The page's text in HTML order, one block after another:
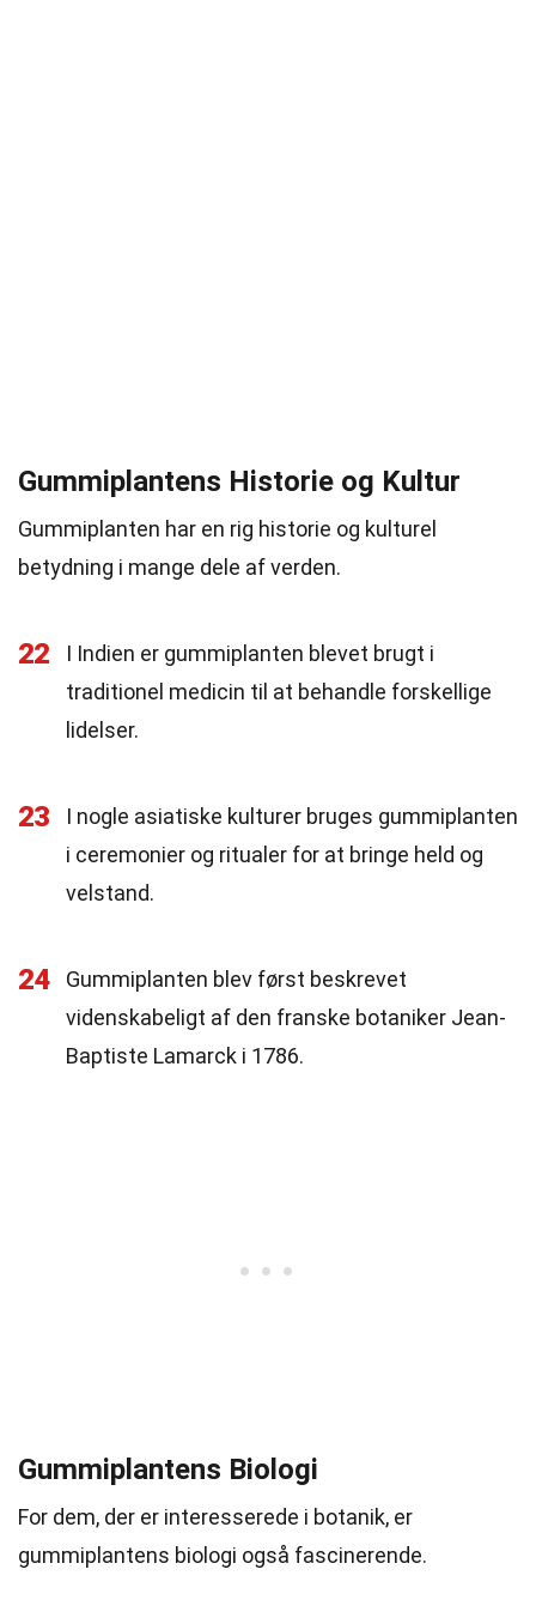
Gummiplantens Historie og Kultur
Gummiplanten har en rig historie og kulturel
betydning i mange dele af verden.
22
I Indien er gummiplanten blevet brugt i
traditionel medicin til at behandle forskellige
lidelser.
23
I nogle asiatiske kulturer bruges gummiplanten
i ceremonier og ritualer for at bringe held og
velstand.
24
Gummiplanten blev først beskrevet
videnskabeligt af den franske botaniker Jean-
Baptiste Lamarck i 1786.
Gummiplantens Biologi
For dem, der er interesserede i botanik, er
gummiplantens biologi også fascinerende.